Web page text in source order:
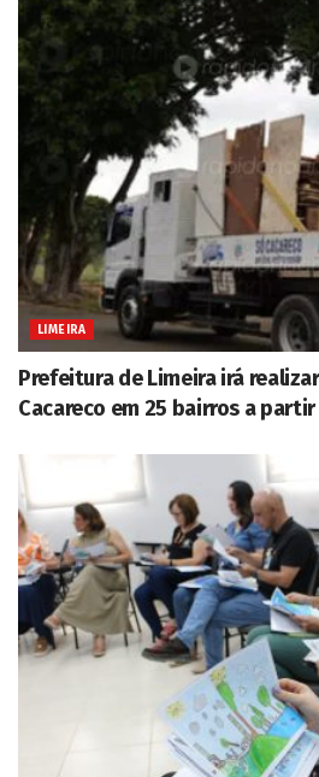
LIMEIRA
Prefeitura de Limeira irá
Cacareco em 25 bairros a